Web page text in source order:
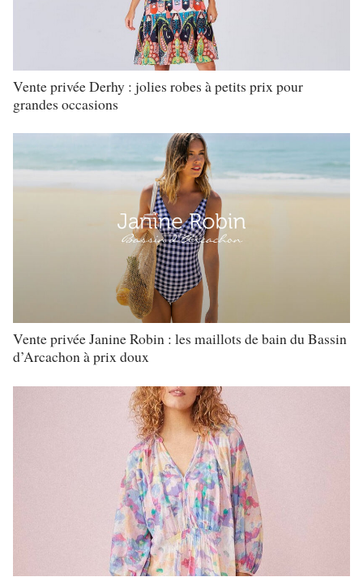
Vente privée Derhy : jolies robes à petits prix pour
grandes occasions
Vente privée Janine Robin : les maillots de bain du Bassin
d’Arcachon à prix doux